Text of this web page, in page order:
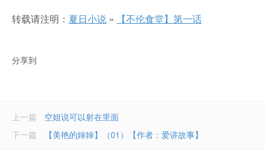
转载请注明： 夏日小说 » 【不伦食堂】第一话
分享到
上一篇
空姐说可以射在里面
【美艳的婶婶】（01）【作者：爱讲故事】
下一篇